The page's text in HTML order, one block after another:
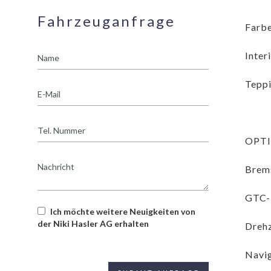
Fahrzeuganfrage
Mail
Nummer
Ich möchte weitere Neuigkeiten von
der Niki Hasler AG erhalten